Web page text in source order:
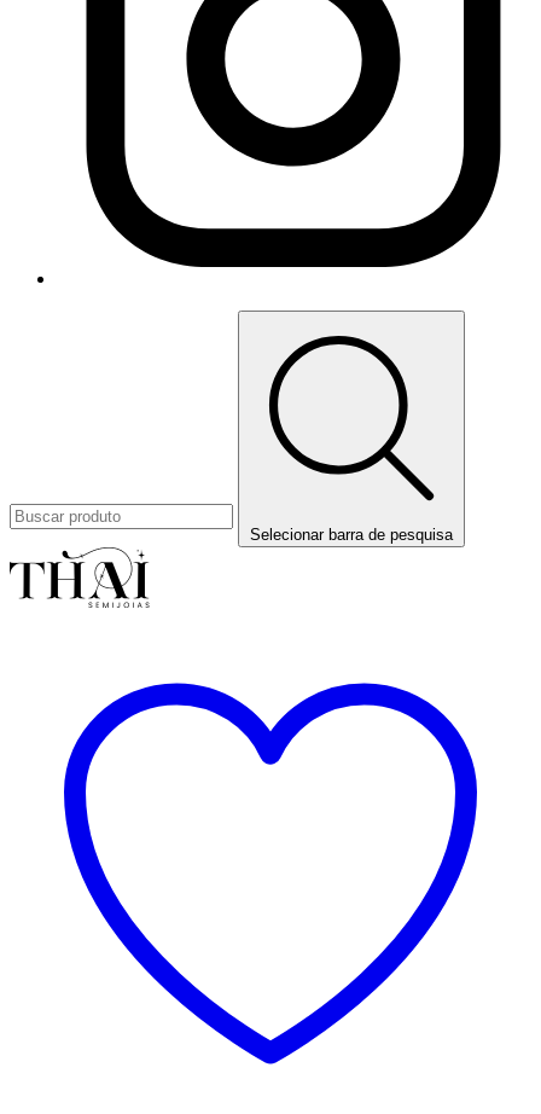
Selecionar barra de pesquisa